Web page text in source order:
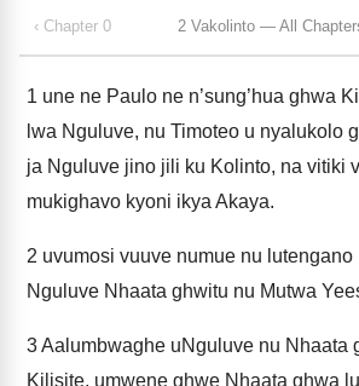
‹ Chapter 0 2 Vakolinto — All
1 une ne Paulo ne n’sung’hua ghwa
lwa Nguluve, nu Timoteo u nyalukolo
ja Nguluve jino jili ku Kolinto, na vitiki
mukighavo kyoni ikya Akaya.
2 uvumosi vuuve numue nu lutengano
Nguluve Nhaata ghwitu nu Mutwa
3Aalumbwaghe uNguluve nu Nhaata
Kilisite, umwene ghwe Nhaata ghwa